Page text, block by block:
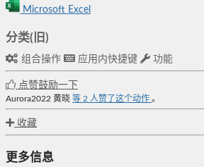
Microsoft Excel
分类(旧)
组合操作 应用内快捷键 功能
点赞鼓励一下
Aurora2022 黄晓 等 2 人赞了这个动作 。
收藏
更多信息